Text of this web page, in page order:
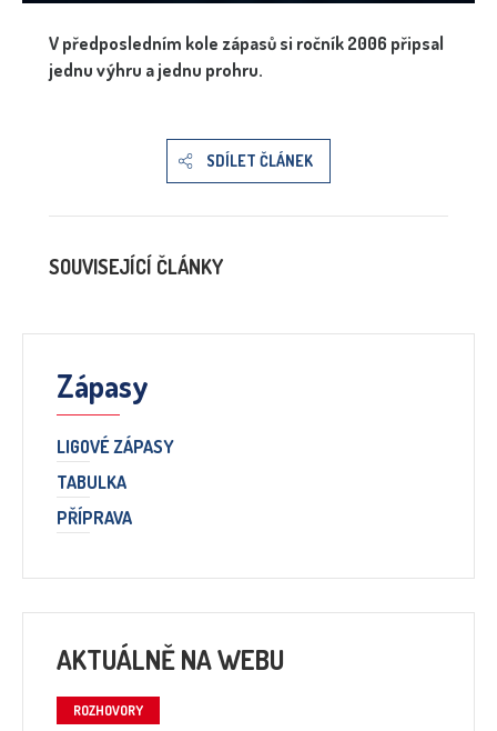
V předposledním kole zápasů si ročník 2006 připsal
jednu výhru a jednu prohru.
SDÍLET ČLÁNEK
SOUVISEJÍCÍ ČLÁNKY
Zápasy
LIGOVÉ ZÁPASY
TABULKA
PŘÍPRAVA
AKTUÁLNĚ NA WEBU
ROZHOVORY